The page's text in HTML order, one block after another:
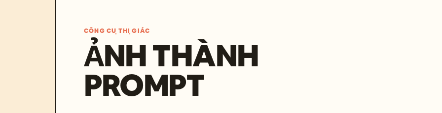
CÔNG CỤ THỊ GIÁC
ẢNH THÀNH
PROMPT